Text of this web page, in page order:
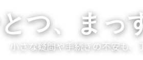
つ、 まっ
小さな疑問や手続きの不安も、